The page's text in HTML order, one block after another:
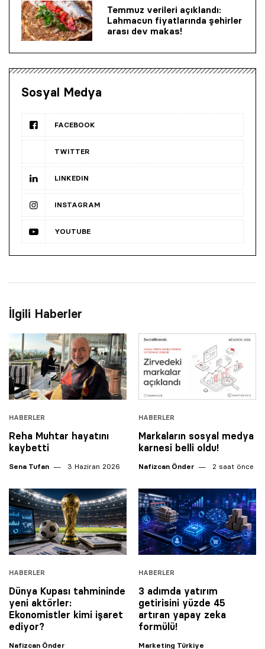
Temmuz verileri açıklandı:
Lahmacun fiyatlarında şehirler
arası dev makas!
Sosyal Medya
FACEBOOK
TWITTER
LINKEDIN
INSTAGRAM
YOUTUBE
İlgili Haberler
HABERLER
Reha Muhtar hayatını
kaybetti
Sena Tufan 3 Haziran 2026
HABERLER
Markaların sosyal medya
karnesi belli oldu!
Nafizcan Önder 2 saat önce
HABERLER
Dünya Kupası tahmininde
yeni aktörler:
Ekonomistler kimi işaret
ediyor?
Nafizcan Önder
HABERLER
3 adımda yatırım
getirisini yüzde 45
artıran yapay zeka
formülü!
Marketing Türkiye